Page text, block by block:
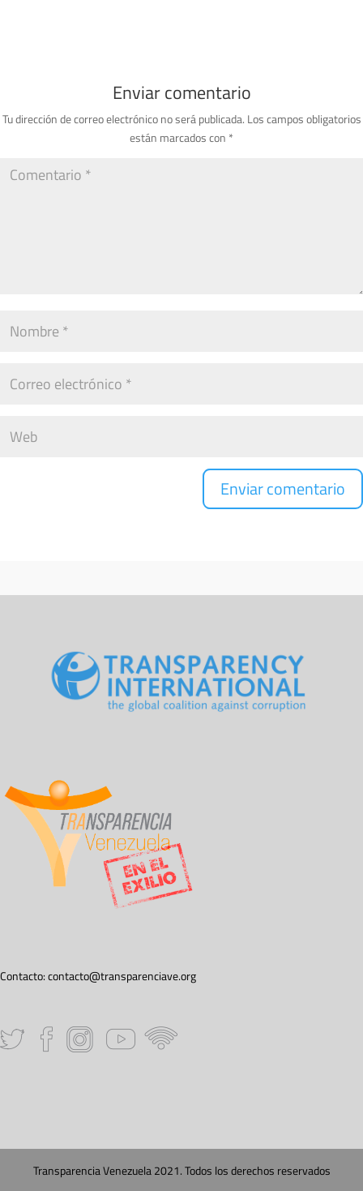
Enviar comentario
Tu dirección de correo electrónico no será publicada. Los campos obligatorios
están marcados con *
Contacto:contacto@transparenciave.org
Transparencia Venezuela 2021. Todos los derechos reservados